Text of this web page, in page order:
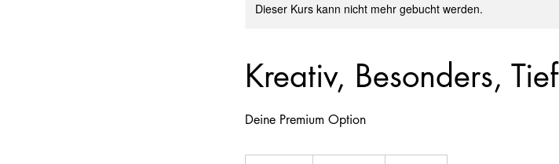
Dieser Kurs kann nicht mehr gebucht werden.
Kreativ, Besonders, Tief
Deine Premium Option